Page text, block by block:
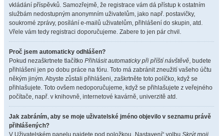
vkládání příspěvků. Samozřejmě, že registrace vám dá přístup k ostatním
službám nedostupným anonymním uživatelům, jako např. postavičky,
soukromé zprávy, posílání e-mailů uživatelům, přihlášení do skupin, atd.
Vřele vám tedy registraci doporučujeme. Zabere to jen pár chvil.
Proč jsem automaticky odhlášen?
Pokud nezaškrtnete tlačítko Přihlásit automaticky při příští návštěvě, budete
přihlášeni jen po dobu práce na fóru. Toto má zabránit zneužití vašeho účtu
někým jiným. Abyste zůstali přihlášeni, zaškrtněte toto políčko, když se
přihlašujete. Toto ovšem nedoporučujeme, když se přihlašujete z veřejného
počítače, např. v knihovně, internetové kavárně, univerzitě atd.
Jak zabráním, aby se moje uživatelské jméno objevilo v seznamu právě
přihlášených?
V Uživatelském panelu najdete pod položkou „Nastavení“ volbu Skrýt moji